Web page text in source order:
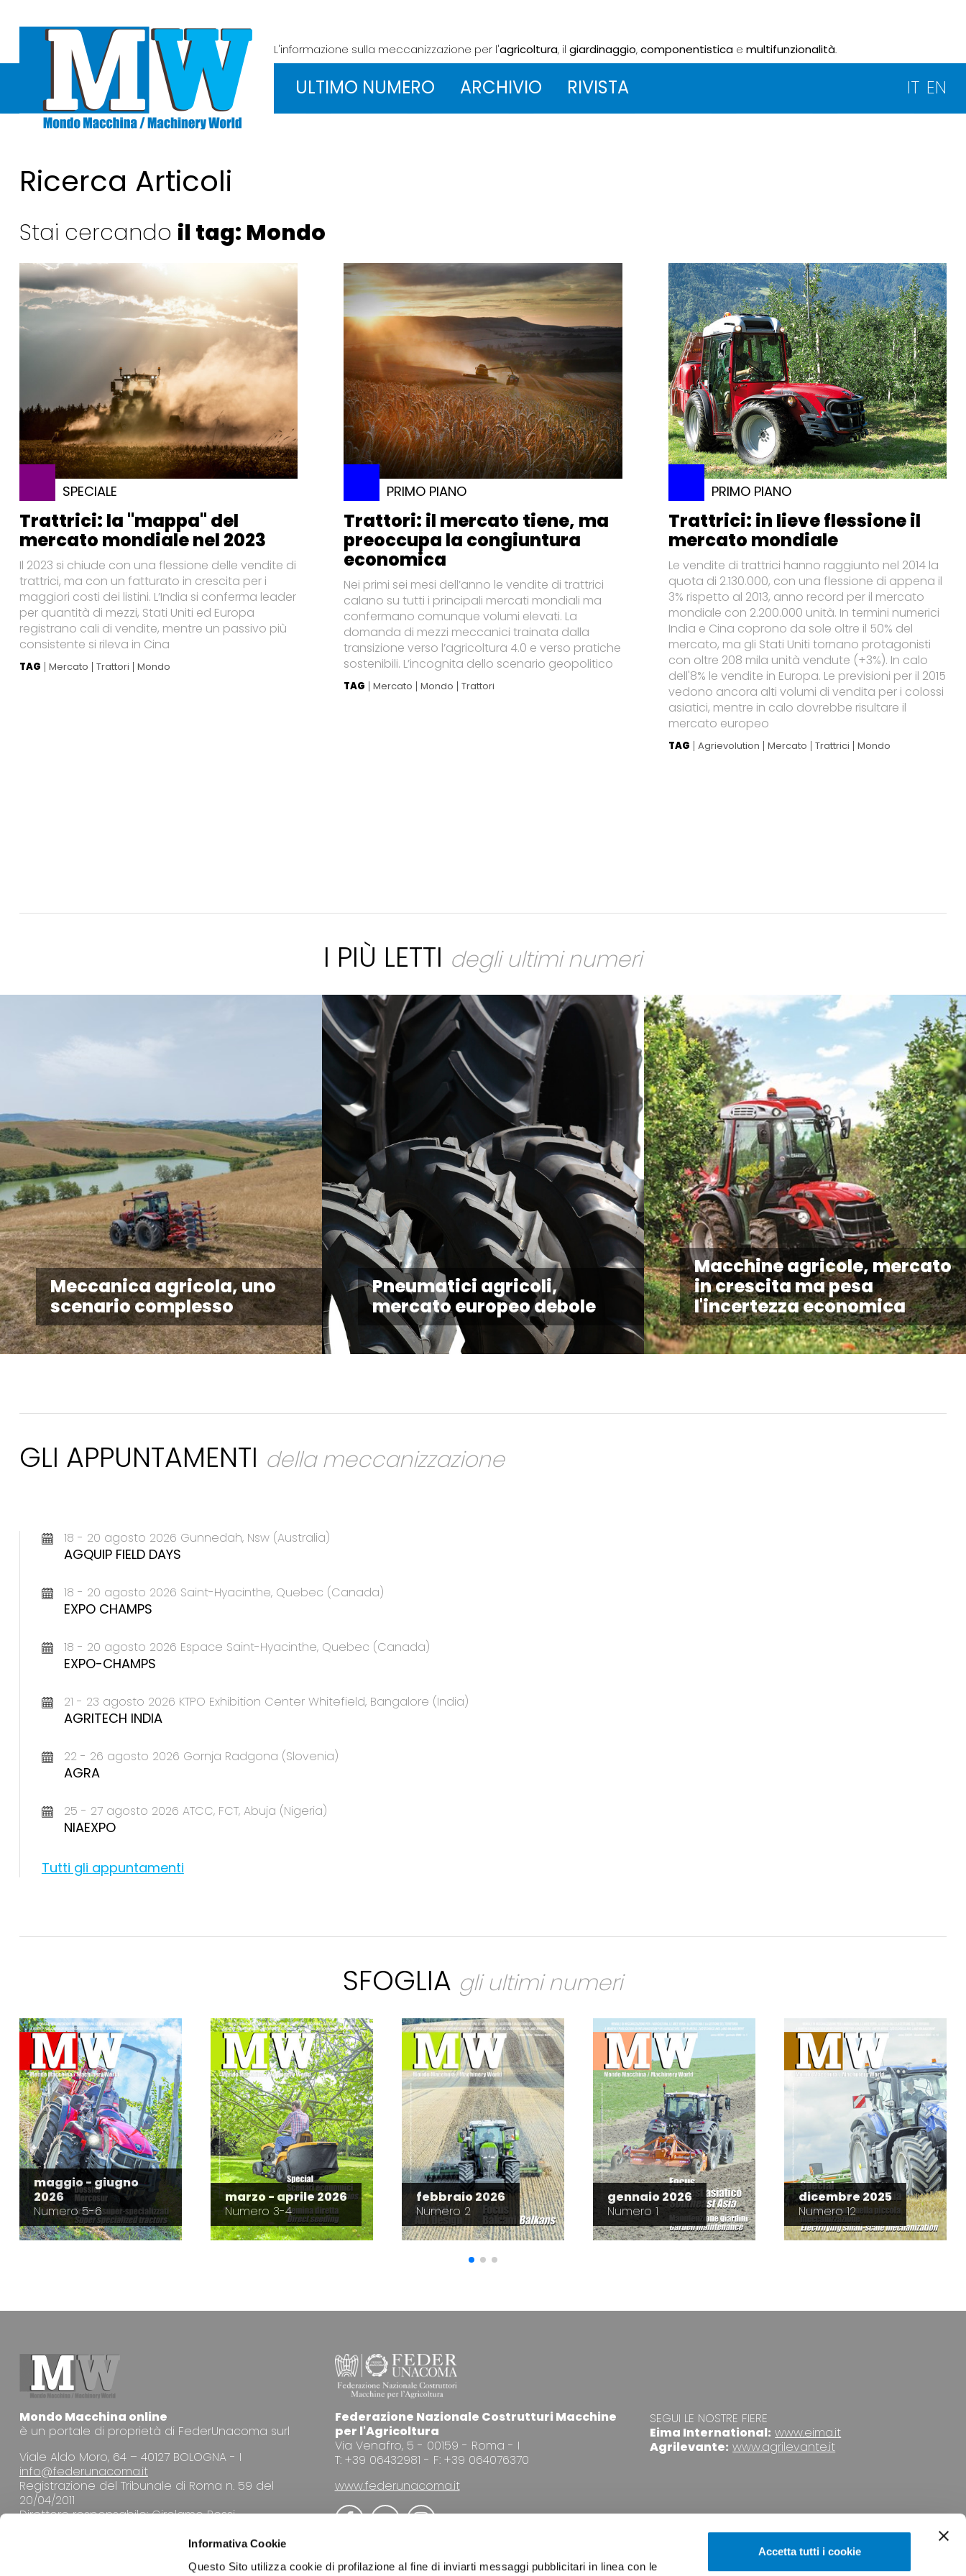
Informativa Cookie
Questo Sito utilizza cookie di profilazione al fine di inviarti messaggi pubblicitari in linea con le
Accetta tutti i cookie
L'informazione sulla meccanizzazione per l'agricoltura, il giardinaggio,componentisticae multifunzionalità.
ULTIMO NUMERO ARCHIVIO RIVISTA IT EN
Ricerca Articoli
Stai cercando il tag: Mondo
SPECIALE
Trattrici: la "mappa" del
mercato mondiale nel 2023
Il 2023 si chiude con una flessione delle vendite di
trattrici, ma con un fatturato in crescita per i
maggiori costi dei listini. L’India si conferma leader
per quantità di mezzi, Stati Uniti ed Europa
registrano cali di vendite, mentre un passivo più
consistente si rileva in Cina
TAG Mercato Trattori Mondo
PRIMO PIANO
Trattori: il mercato tiene, ma
preoccupa la congiuntura
economica
Nei primi sei mesi dell’anno le vendite di trattrici
calano su tutti i principali mercati mondiali ma
confermano comunque volumi elevati. La
domanda di mezzi meccanici trainata dalla
transizione verso l’agricoltura 4.0 e verso pratiche
sostenibili. L’incognita dello scenario geopolitico
TAG Mercato Mondo Trattori
PRIMO PIANO
Trattrici: in lieve flessione il
mercato mondiale
Le vendite di trattrici hanno raggiunto nel 2014 la
quota di 2.130.000, con una flessione di appena il
3% rispetto al 2013, anno record per il mercato
mondiale con 2.200.000 unità. In termini numerici
India e Cina coprono da sole oltre il 50% del
mercato, ma gli Stati Uniti tornano protagonisti
con oltre 208 mila unità vendute (+3%). In calo
dell'8% le vendite in Europa. Le previsioni per il 2015
vedono ancora alti volumi di vendita per i colossi
asiatici, mentre in calo dovrebbe risultare il
mercato europeo
TAG Agrievolution Mercato Trattrici Mondo
I PIÙ LETTI degli ultimi numeri
Meccanica agricola, uno
scenario complesso
Pneumatici agricoli,
mercato europeo debole
Macchine agricole, mercato
in crescita ma pesa
l'incertezza economica
GLI APPUNTAMENTI della meccanizzazione
18 - 20 agosto 2026 Gunnedah, Nsw (Australia)
AGQUIP FIELD DAYS
18 - 20 agosto 2026 Saint-Hyacinthe, Quebec (Canada)
EXPO CHAMPS
18 - 20 agosto 2026 Espace Saint-Hyacinthe, Quebec (Canada)
EXPO-CHAMPS
21 - 23 agosto 2026 KTPO Exhibition Center Whitefield, Bangalore (India)
AGRITECH INDIA
22 - 26 agosto 2026 Gornja Radgona (Slovenia)
AGRA
25 - 27 agosto 2026 ATCC, FCT, Abuja (Nigeria)
NIAEXPO
Tutti gli appuntamenti
SFOGLIA gli ultimi numeri
maggio - giugno
2026
Numero 5-6
marzo - aprile 2026
Numero 3-4
febbraio 2026
Numero 2
gennaio 2026
Numero 1
dicembre 2025
Numero 12
Mondo Macchina online
è un portale di proprietà di FederUnacoma surl
Viale Aldo Moro, 64 – 40127 BOLOGNA - I
info@federunacoma.it
Registrazione del Tribunale di Roma n. 59 del
20/04/2011
Direttore responsabile: Girolamo Rossi
Federazione Nazionale Costrutturi Macchine
per l'Agricoltura
Via Venafro, 5 - 00159 - Roma - I
T: +39 06432981 - F: +39 064076370
www.federunacoma.it
SEGUI LE NOSTRE FIERE
Eima International: www.eima.it
Agrilevante: www.agrilevante.it